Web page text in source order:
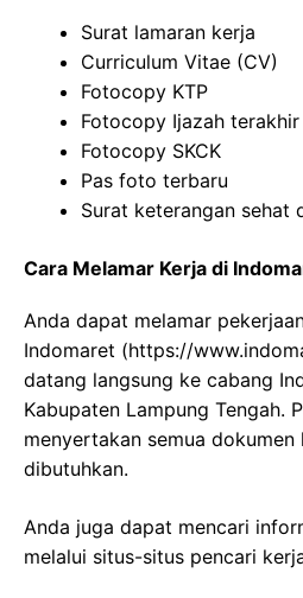
Surat lamaran kerja
Curriculum Vitae (CV)
Fotocopy KTP
Fotocopy Ijazah terakhir
Fotocopy SKCK
Pas foto terbaru
Surat keterangan sehat
Cara Melamar Kerja di
Anda dapat melamar
Indomaret (https://
datang langsung ke cabang
Kabupaten Lampung Tengah.
menyertakan semua dokumen
dibutuhkan.
Anda juga dapat mencari
melalui situs-situs pencari